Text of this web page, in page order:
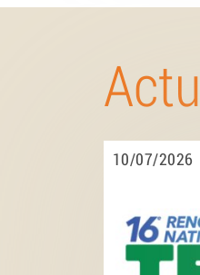
10/07/2026